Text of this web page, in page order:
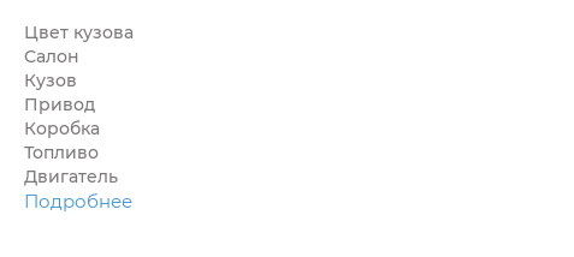
Цвет кузова
Салон
Кузов
Привод
Коробка
Топливо
Двигатель
Подробнее